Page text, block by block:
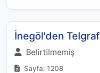
İnegöl'den Telgraf
Belirtilmemiş
Sayfa: 1208